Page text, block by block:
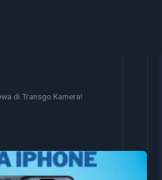
di Transgo Kamera!